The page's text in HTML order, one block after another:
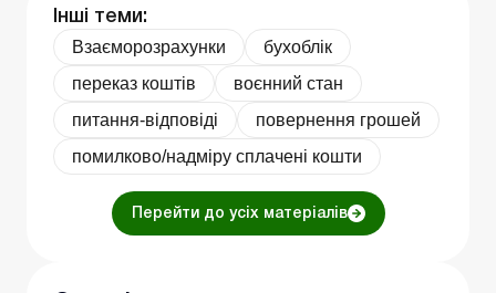
Інші теми:
Взаєморозрахунки
бухоблік
переказ коштів
воєнний стан
питання-відповіді
повернення грошей
помилково/надміру сплачені кошти
Перейти до усіх матеріалів